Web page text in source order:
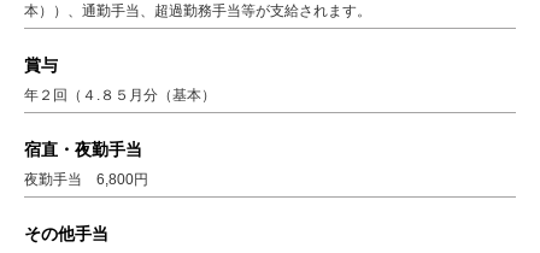
本））、通勤手当、超過勤務手当等が支給されます。
賞与
年２回（４.８５月分（基本）
宿直・夜勤手当
夜勤手当 6,800円
その他手当